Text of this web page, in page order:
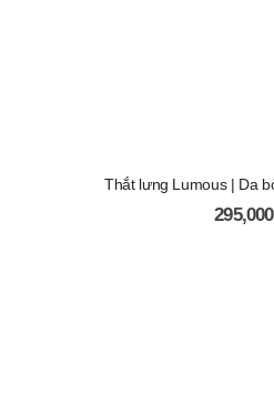
Thắt lưng Lumous | Da
295,000